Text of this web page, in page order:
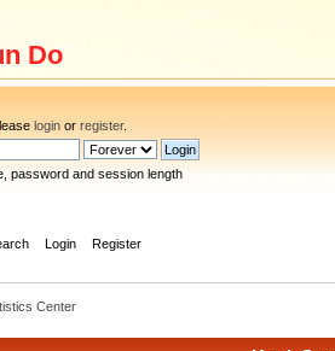
Do
login or register.
password and session length
Login Register
Center